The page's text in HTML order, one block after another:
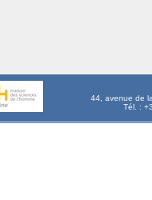
44, avenue de
Tél. :